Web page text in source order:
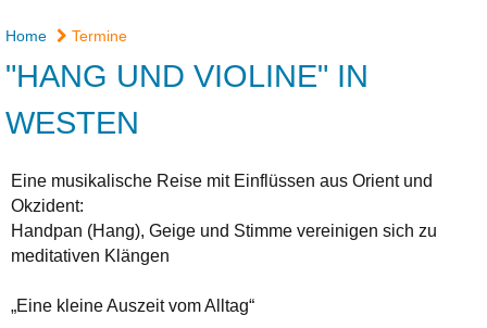
Home Termine
"HANG UND VIOLINE" IN
WESTEN
Eine musikalische Reise mit Einflüssen aus Orient und
Okzident:
Handpan (Hang), Geige und Stimme vereinigen sich zu
meditativen Klängen
„Eine kleine Auszeit vom Alltag“